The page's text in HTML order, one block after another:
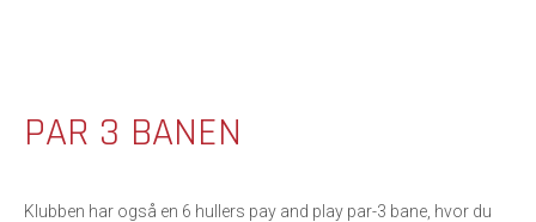
PAR 3 BANEN
Klubben har også en 6 hullers pay and play par-3 bane, hvor du